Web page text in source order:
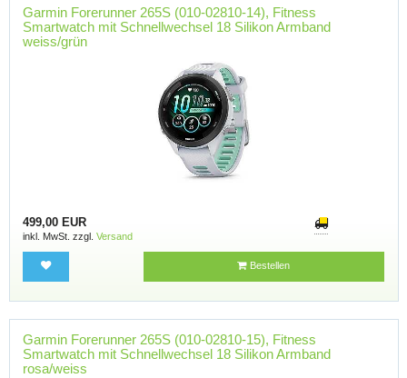
Garmin Forerunner 265S (010-02810-14), Fitness
Smartwatch mit Schnellwechsel 18 Silikon Armband
weiss/grün
499,00 EUR
inkl. MwSt. zzgl. Versand
Bestellen
Garmin Forerunner 265S (010-02810-15), Fitness
Smartwatch mit Schnellwechsel 18 Silikon Armband
rosa/weiss